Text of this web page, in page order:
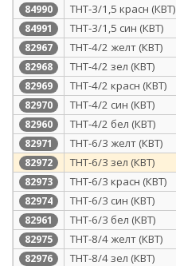
84990 ТНТ-3/1,5 красн (КВТ)
84991 ТНТ-3/1,5 син (КВТ)
82967 ТНТ-4/2 желт (КВТ)
82968 ТНТ-4/2 зел (КВТ)
82969 ТНТ-4/2 красн (КВТ)
82970 ТНТ-4/2 син (КВТ)
82960 ТНТ-4/2 бел (КВТ)
82971 ТНТ-6/3 желт (КВТ)
82972 ТНТ-6/3 зел (КВТ)
82973 ТНТ-6/3 красн (КВТ)
82974 ТНТ-6/3 син (КВТ)
82961 ТНТ-6/3 бел (КВТ)
82975 ТНТ-8/4 желт (КВТ)
82976 ТНТ-8/4 зел (КВТ)